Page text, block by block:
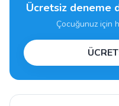
Ücretsiz deneme
Çocuğunuz için